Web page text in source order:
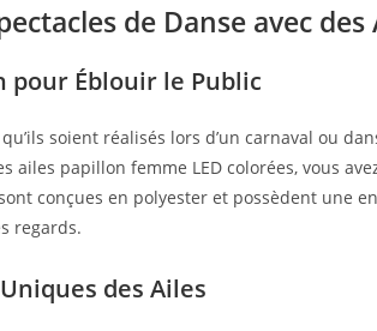
de Danse avec
pour Éblouir le Public
soient réalisés lors d’un carnaval ou
ailes papillon femme LED colorées, vous
conçues en polyester et possèdent une
regards.
des Ailes